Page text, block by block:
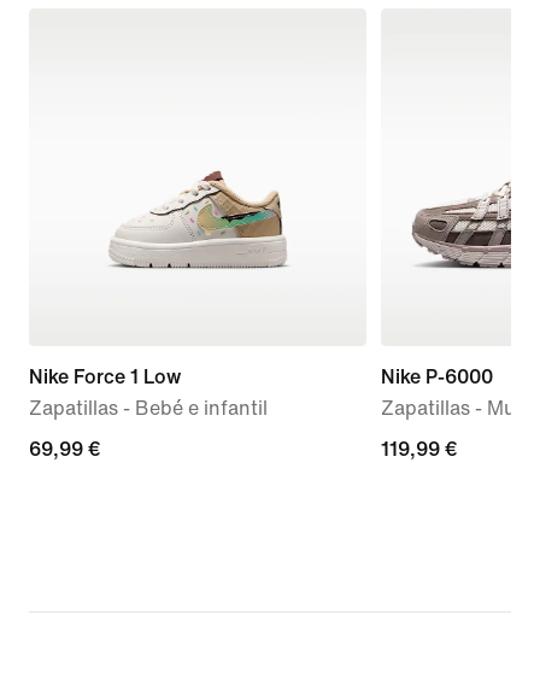
Nike Force 1 Low
Zapatillas - Bebé e infantil
69,99 €
69,99 €
Nike P-6000
Zapatillas - Mujer
119,99 €
119,99 €